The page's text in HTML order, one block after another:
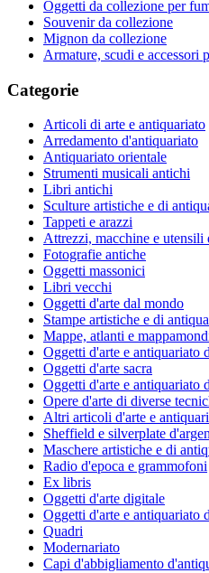
Oggetti da collezione per
Souvenir da collezione
Mignon da collezione
Armature, scudi e accessori
Categorie
Articoli di arte e antiquariato
Arredamento d'antiquariato
Antiquariato orientale
Strumenti musicali antichi
Libri antichi
Sculture artistiche e di
Tappeti e arazzi
Attrezzi, macchine e utensili
Fotografie antiche
Oggetti massonici
Libri vecchi
Oggetti d'arte dal mondo
Stampe artistiche e di
Mappe, atlanti e
Oggetti d'arte e antiquariato
Oggetti d'arte sacra
Oggetti d'arte e antiquariato
Opere d'arte di diverse
Altri articoli d'arte e
Sheffield e silverplate
Maschere artistiche e di
Radio d'epoca e grammofoni
Ex libris
Oggetti d'arte digitale
Oggetti d'arte e antiquariato
Quadri
Modernariato
Capi d'abbigliamento